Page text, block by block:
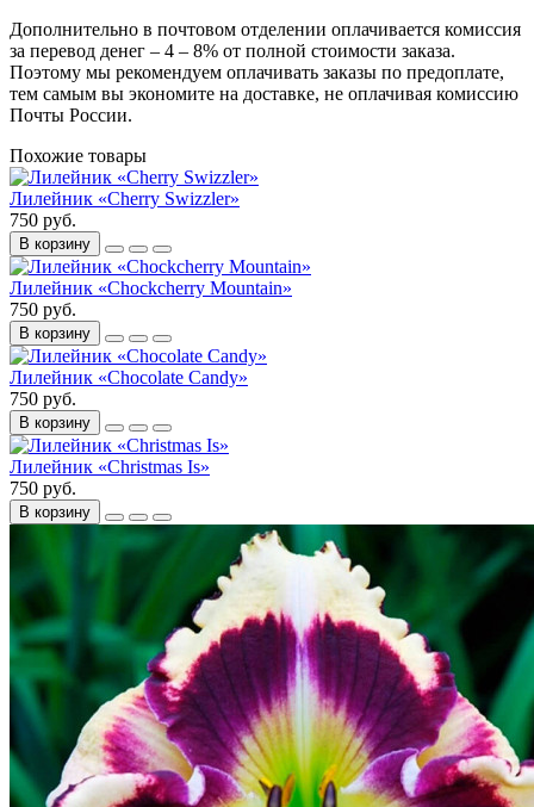
Дополнительно в почтовом отделении оплачивается комиссия
за перевод денег – 4 – 8% от полной стоимости заказа.
Поэтому мы рекомендуем оплачивать заказы по предоплате,
тем самым вы экономите на доставке, не оплачивая комиссию
Почты России.
Похожие товары
Лилейник «Cherry Swizzler»
750 руб.
В корзину
Лилейник «Chockcherry Mountain»
750 руб.
В корзину
Лилейник «Chocolate Candy»
750 руб.
В корзину
Лилейник «Christmas Is»
750 руб.
В корзину